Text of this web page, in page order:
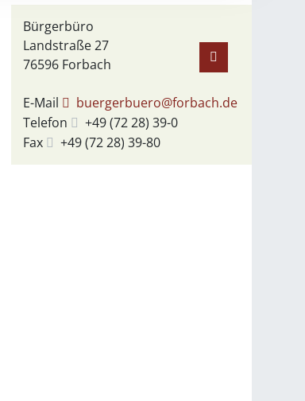
Bürgerbüro
Landstraße 27
76596 Forbach
E-Mail
buergerbuero@forbach.de
Telefon
+49 (7228) 39-0
Fax
+49 (7228) 39-80